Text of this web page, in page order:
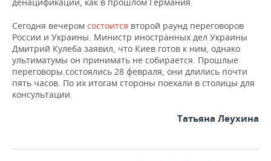
ONLINE-КОНФЕРЕНЦИИ
ОТКРЫТАЯ ЛЕКЦИЯ
ХОККЕЙ
БАСКЕТБОЛ
ВОЛЕЙБОЛ
ВЛАСТЬ
ИНФРАСТРУКТУРА
ИСТОРИЯ
СЮЖЕТЫ
СПРАВОЧНИК
СПИСОК ПЕРСОН
ПОЛНАЯ ВЕРСИЯ
Сегодня вечером состоится второй раунд переговоров
России и Украины. Министр иностранных дел Украины
Дмитрий Кулеба заявил, что Киев готов к ним, однако
ультиматумы он принимать не собирается. Прошлые
переговоры состоялись 28 февраля, они длились почти
пять часов. По их итогам стороны поехали в столицы для
консультации.
Татьяна Леухина